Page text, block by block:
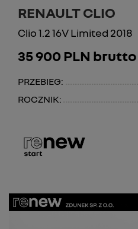
RENAULT CLIO
Clio 1.2 16V Limited 2018
35 900 PLN brutto
PRZEBIEG:
ROCZNIK: